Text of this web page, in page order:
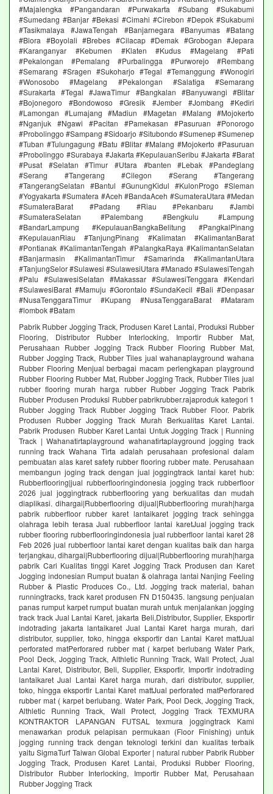
#Majalengka #Pangandaran #Purwakarta #Subang #Sukabumi
#Sumedang #Banjar #Bekasi #Cimahi #Cirebon #Depok #Sukabumi
#Tasikmalaya #JawaTengah #Banjarnegara #Banyumas #Batang
#Blora #Boyolali #Brebes #Cilacap #Demak #Grobogan #Jepara
#Karanganyar #Kebumen #Klaten #Kudus #Magelang #Pati
#Pekalongan #Pemalang #Purbalingga #Purworejo #Rembang
#Semarang #Sragen #Sukoharjo #Tegal #Temanggung #Wonogiri
#Wonosobo #Magelang #Pekalongan #Salatiga #Semarang
#Surakarta #Tegal #JawaTimur #Bangkalan #Banyuwangi #Blitar
#Bojonegoro #Bondowoso #Gresik #Jember #Jombang #Kediri
#Lamongan #Lumajang #Madiun #Magetan #Malang #Mojokerto
#Nganjuk #Ngawi #Pacitan #Pamekasan #Pasuruan #Ponorogo
#Probolinggo #Sampang #Sidoarjo #Situbondo #Sumenep #Sumenep
#Tuban #Tulungagung #Batu #Blitar #Malang #Mojokerto #Pasuruan
#Probolinggo #Surabaya #Jakarta #KepulauanSeribu #Jakarta #Barat
#Pusat #Selatan #Timur #Utara #banten #Lebak #Pandeglang
#Serang #Tangerang #Cilegon #Serang #Tangerang
#TangerangSelatan #Bantul #GunungKidul #KulonProgo #Sleman
#Yogyakarta #Sumatera #Aceh #BandaAceh #SumateraUtara #Medan
#SumateraBarat #Padang #Riau #Pekanbaru #Jambi
#SumateraSelatan #Palembang #Bengkulu #Lampung
#BandarLampung #KepulauanBangkaBelitung #PangkalPinang
#KepulauanRiau #TanjungPinang #Kalimatan #KalimantanBarat
#Pontianak #KalimantanTengah #PalangkaRaya #KalimantanSelatan
#Banjarmasin #KalimantanTimur #Samarinda #KalimantanUtara
#TanjungSelor #Sulawesi #SulawesiUtara #Manado #SulawesiTengah
#Palu #SulawesiSelatan #Makassar #SulawesiTenggara #Kendari
#SulawesiBarat #Mamuju #Gorontalo #SundaKecil #Bali #Denpasar
#NusaTenggaraTimur #Kupang #NusaTenggaraBarat #Mataram
#lombok #Batam
Pabrik Rubber Jogging Track, Produsen Karet Lantai, Produksi Rubber
Flooring, Distributor Rubber Interlocking, Importir Rubber Mat,
Perusahaan Rubber Jogging Track Rubber Flooring Rubber Mat,
Rubber Jogging Track, Rubber Tiles jual wahanaplayground wahana
Rubber Flooring Menjual berbagai macam perlengkapan playground
Rubber Flooring Rubber Mat, Rubber Jogging Track, Rubber Tiles jual
rubber flooring murah harga rubber Rubber Jogging Track Pabrik
Rubber Produsen Produksi Rubber pabrikrubber.rajaproduk kategori 1
Rubber Jogging Track Rubber Jogging Track Rubber Floor. Pabrik
Produsen Rubber Jogging Track Murah Berkualitas Karet Lantai.
Pabrik Produsen Rubber Karet Lantai Untuk Jogging Track | Running
Track | Wahanatirtaplayground wahanatirtaplayground jogging track
running track Wahana Tirta adalah perusahaan profesional dalam
pembuatan alas karet safety rubber flooring rubber mate. Perusahaan
membangun joging track dengan jual joggingtrack lantai karet hub:
Rubberflooring|jual rubberflooringindonesia jogging track rubberfloor
2026 jual joggingtrack rubberflooring yang berkualitas dan mudah
diaplikasi. dihargai|Rubberflooring dijual|Rubberflooring murah|harga
pabrik rubberfloor rubber karet lantaikaret jogging track sehingga
olahraga lebih terasa Jual rubberfloor lantai karetJual jogging track
rubber flooring rubberflooringindonesia jual rubberfloor lantai karet 28
Feb 2026 jual rubberfloor lantai karet dengan kualitas baik dan harga
terjangkau, dihargai|Rubberflooring dijual|Rubberflooring murah|harga
pabrik Cari Kualitas tinggi Karet Jogging Track Produsen dan Karet
Jogging indonesian Rumput buatan & olahraga lantai Nanjing Feeling
Rubber & Plastic Produces Co., Ltd. Jogging track material, bahan
runningtracks, track karet produsen FN D150435. langsung penjualan
panas rumput karpet rumput buatan murah untuk menjalankan jogging
track track Jual Lantai Karet, jakarta Beli,Distributor, Supplier, Eksportir
indotrading jakarta lantaikaret Jual Lantai Karet harga murah, dari
distributor, supplier, toko, hingga eksportir dan Lantai Karet mattJual
perforated matPerforared rubber mat ( karpet berlubang Water Park,
Pool Deck, Jogging Track, Althletic Running Track, Wall Protect, Jual
Lantai Karet, Distributor, Beli, Supplier, Eksportir, Importir indotrading
lantaikaret Jual Lantai Karet harga murah, dari distributor, supplier,
toko, hingga eksportir Lantai Karet mattJual perforated matPerforared
rubber mat ( karpet berlubang. Water Park, Pool Deck, Jogging Track,
Althletic Running Track, Wall Protect, Jogging Track TEXMURA
KONTRAKTOR LAPANGAN FUTSAL texmura joggingtrack Kami
menawarkan produk pelapisan permukaan (Floor Finishing) untuk
jogging running track dengan teknologi terkini dan kualitas terbaik
yaitu SigmaTurf Taiwan Global Exporter | natural rubber Pabrik Rubber
Jogging Track, Produsen Karet Lantai, Produksi Rubber Flooring,
Distributor Rubber Interlocking, Importir Rubber Mat, Perusahaan
Rubber Jogging Track